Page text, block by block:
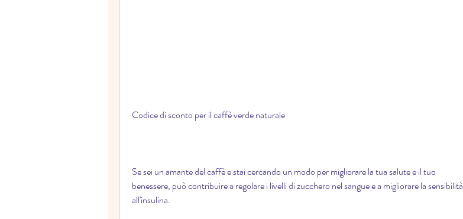
Codice di sconto per il caffè verde naturale
Se sei un amante del caffè e stai cercando un modo per migliorare la tua salute e il tuo
benessere, può contribuire a regolare i livelli di zucchero nel sangue e a migliorare la sensibilità
all'insulina.